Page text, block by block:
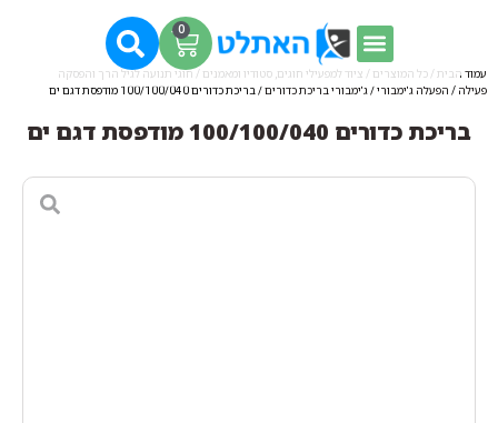
0
עמוד הבית / כל המוצרים / ציוד למפעילי חוגים, סטודיו ומאמנים / חוגי תנועה לגיל הרך והפסקה
פעילה / הפעלה ג'ימבורי/ ג'ימבורי בריכת כדורים/ בריכת כדורים 100/100/040 מודפסת דגם ים
בריכת כדורים 100/100/040 מודפסת דגם ים